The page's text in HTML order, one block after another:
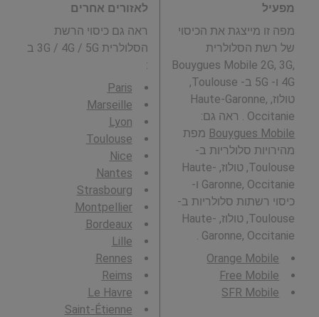
מפעיל
מפה זו מייצגת את הכיסוי
של רשת הסלולרית
Bouygues Mobile 2G, 3G,
4G ו- 5G ב- Toulouse,
טולוז, Haute-Garonne,
Occitanie . ראה גם:
Bouygues Mobile מפת
מהירויות סלולריות ב-
Toulouse, טולוז, Haute-
Garonne, Occitanie ו-
כיסוי רשתות סלולריות ב-
Toulouse, טולוז, Haute-
Garonne, Occitanie .
Orange Mobile
Free Mobile
SFR Mobile
לאזורים אחרים
ראה גם כיסוי הרשת
הסלולרית 3G / 4G / 5G ב
:
Paris
Marseille
Lyon
Toulouse
Nice
Nantes
Strasbourg
Montpellier
Bordeaux
Lille
Rennes
Reims
Le Havre
Saint-Étienne